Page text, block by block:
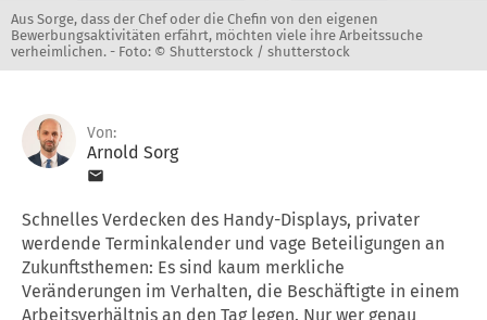
Aus Sorge, dass der Chef oder die Chefin von den eigenen
Bewerbungsaktivitäten erfährt, möchten viele ihre Arbeitssuche
verheimlichen. - Foto: © Shutterstock / shutterstock
Von:
Arnold Sorg
Schnelles Verdecken des Handy-Displays, privater
werdende Terminkalender und vage Beteiligungen an
Zukunftsthemen: Es sind kaum merkliche
Veränderungen im Verhalten, die Beschäftigte in einem
Arbeitsverhältnis an den Tag legen. Nur wer genau